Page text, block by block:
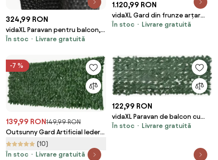
324,99 RON
vidaXL Paravan pentru balcon,
negru, 500x80 cm, poliratan
În stoc Livrare gratuită
1.120,99 RON
vidaXL Gard din frunze arțar
artificiale 24 buc roșu deschis
În stoc Livrare gratuită
-7 %
139,99 RON149,99 RON
Outsunny Gard Artificial Iederă
PE Anti-UV pentru Intimitate și
Decor Verde Închis 300x100cm |
(10)
În stoc
Livrare gratuită
122,99 RON
vidaXL Paravan de balcon cu
frunze verde închis, 200x75 cm
În stoc Livrare gratuită